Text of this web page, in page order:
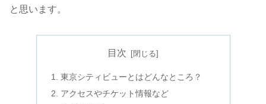
と思います。
目次
東京シティビューとはどんなところ？
アクセスやチケット情報など